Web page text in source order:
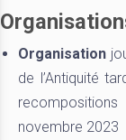
Organisation
de l’Antiquité
novembre 2023